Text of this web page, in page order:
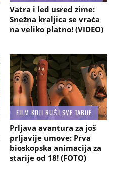
Vatra i led usred zime:
Snežna kraljica se vraća
na veliko platno! (VIDEO)
FILM KOJI RUŠI SVE TABUE
Prljava avantura za još
prljavije umove: Prva
bioskopska animacija za
starije od 18! (FOTO)